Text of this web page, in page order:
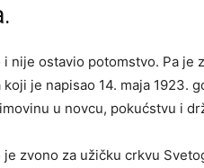
i nije ostavio potomstvo. Pa je
je napisao 14. maja 1923.
u novcu, pokućstvu i
zvono za užičku crkvu